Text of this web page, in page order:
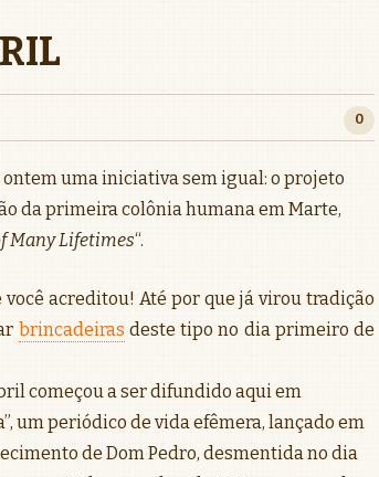
0
ontem uma iniciativa sem igual: o projeto
da primeira colônia humana em Marte,
Many Lifetimes“.
você acreditou! Até por que já virou tradição
brincadeiras deste tipo no dia primeiro de
começou a ser difundido aqui em
um periódico de vida efêmera, lançado em
de Dom Pedro, desmentida no dia